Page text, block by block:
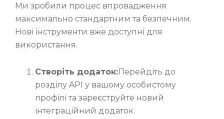
Ми зробили процес впровадження
максимально стандартним та безпечним.
Нові інструменти вже доступні для
використання.
Створіть додаток:Перейдіть до
розділу API у вашому особистому
профілі та зареєструйте новий
інтеграційний додаток.